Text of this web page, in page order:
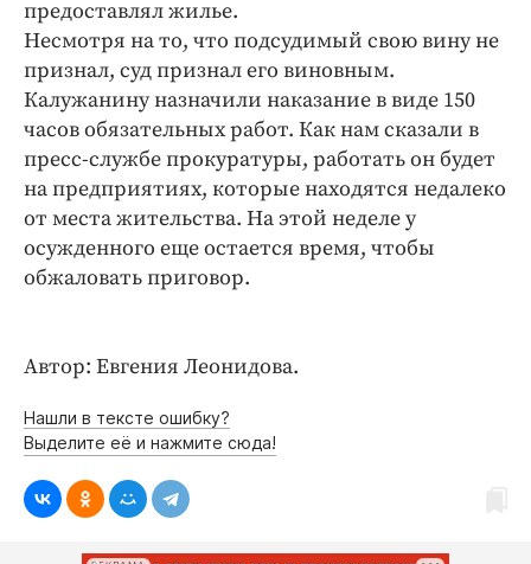
Медиаперсона
Интересное чтиво
Клиника года
Бренд года
Работодатель года
предоставлял жилье.
Несмотря на то, что подсудимый свою вину не
признал, суд признал его виновным.
Калужанину назначили наказание в виде 150
часов обязательных работ. Как нам сказали в
пресс-службе прокуратуры, работать он будет
на предприятиях, которые находятся недалеко
от места жительства. На этой неделе у
осужденного еще остается время, чтобы
обжаловать приговор.
Автор: Евгения Леонидова.
Нашли в тексте ошибку?
Выделите её и нажмите сюда!